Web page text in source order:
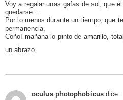
Voy a regalar unas gafas de sol, que
quedarse…
Por lo menos durante un tiempo, que
permanencia,
Coño! mañana lo pinto de amarillo,
un abrazo,
oculus photophobicus dice: